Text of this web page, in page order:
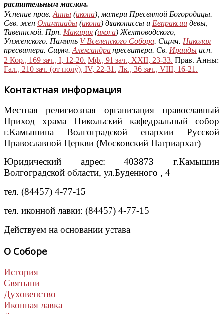
растительным маслом.
Успение прав. Анны (икона), матери Пресвятой Богородицы.
Свв. жен Олимпиады (икона) диакониссы и Евпраксии девы,
Тавеннской. Прп. Макария (икона) Желтоводского,
Унженского. Память V Вселенского Собора. Сщмч. Николая
пресвитера. Сщмч. Александра пресвитера. Св. Ираиды исп.
2 Кор., 169 зач., I, 12-20. Мф., 91 зач., XXII, 23-33. Прав. Анны:
Гал., 210 зач. (от полу́), IV, 22-31. Лк., 36 зач., VIII, 16-21.
Контактная информация
Местная религиозная организация православный
Приход храма Никольский кафедральный собор
г.Камышина Волгоградской епархии Русской
Православной Церкви (Московский Патриархат)
Юридический адрес: 403873 г.Камышин
Волгоградской области, ул.Буденного , 4
тел. (84457) 4-77-15
тел. иконной лавки: (84457) 4-77-15
Действуем на основании устава
О Соборе
История
Святыни
Духовенство
Иконная лавка